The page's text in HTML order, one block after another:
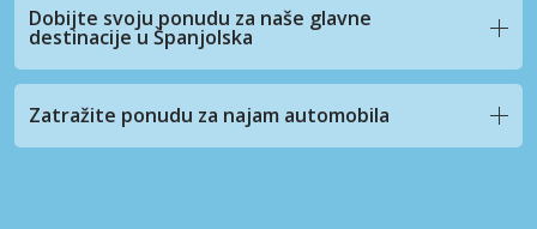
Dobijte svoju ponudu za naše glavne
destinacije u Španjolska
Zatražite ponudu za najam automobila